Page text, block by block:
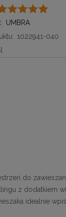
UMBRA
1022941-040
do
z dodatkiem
idealnie